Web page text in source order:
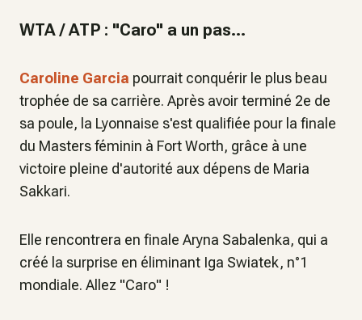
WTA / ATP : "Caro" a un pas...
Caroline Garcia pourrait conquérir le plus beau
trophée de sa carrière. Après avoir terminé 2e de
sa poule, la Lyonnaise s'est qualifiée pour la finale
du Masters féminin à Fort Worth, grâce à une
victoire pleine d'autorité aux dépens de Maria
Sakkari.
Elle rencontrera en finale Aryna Sabalenka, qui a
créé la surprise en éliminant Iga Swiatek, n°1
mondiale. Allez "Caro" !